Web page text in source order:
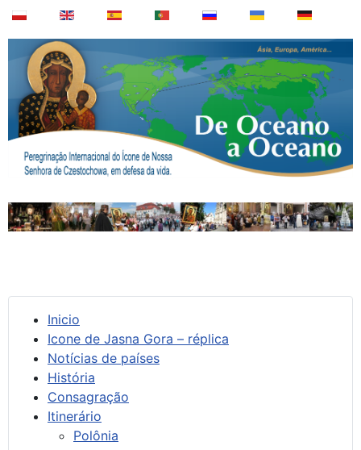
Inicio
Icone de Jasna Gora – réplica
Notícias de países
História
Consagração
Itinerário
Polônia